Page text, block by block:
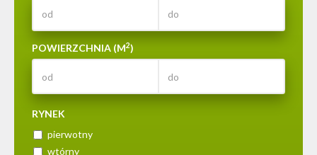
POWIERZCHNIA (M2)
RYNEK
pierwotny
wtórny